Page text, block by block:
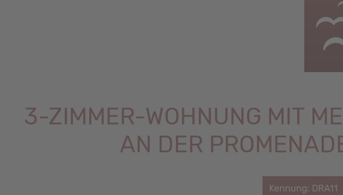
3-ZIMMER-WOHNUNG MIT
AN DER
Kennung: DRA11